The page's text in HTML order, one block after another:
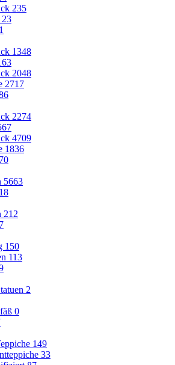
235
23
1348
2048
2717
2274
4709
1836
5663
212
150
113
2
0
149
33